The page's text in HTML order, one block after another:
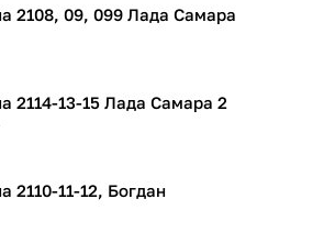
Тюнинг на 2108, 09, 099 Лада Самара
Тюнинг на 2114-13-15 Лада Самара 2
Тюнинг на 2110-11-12, Богдан